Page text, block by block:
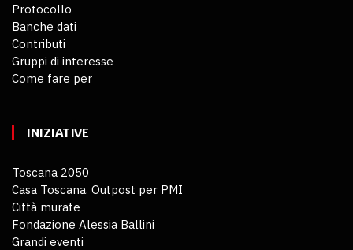
Protocollo
Banche dati
Contributi
Gruppi di interesse
Come fare per
INIZIATIVE
Toscana 2050
Casa Toscana. Outpost per PMI
Città murate
Fondazione Alessia Ballini
Grandi eventi